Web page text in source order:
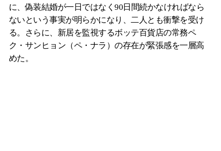
に、偽装結婚が一日ではなく90日間続かなければなら
ないという事実が明らかになり、二人とも衝撃を受け
る。さらに、新居を監視するボッテ百貨店の常務ペ
ク・サンヒョン（ペ・ナラ）の存在が緊張感を一層高
めた。